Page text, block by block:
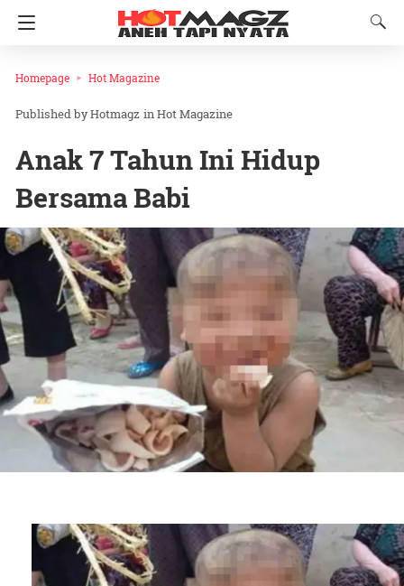
Homepage Hot Magazine
Hotmagz inHot Magazine
Anak 7 Tahun Ini Hidup
Bersama Babi